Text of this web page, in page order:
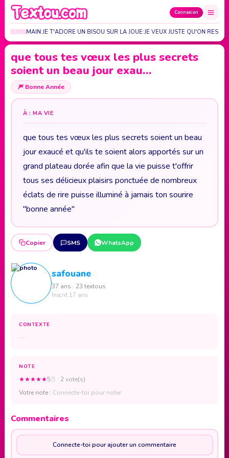
Connexion
SUR LA MAIN:JE T'ADORE UN BISOU SUR LA JOUE:JE VEUX JUSTE QU'ON RESTE…
que tous tes vœux les plus secrets
soient un beau jour exau…
🎆 Bonne Année
À : MA VIE
que tous tes vœux les plus secrets soient un beau
jour exaucé et qu'ils te soient alors apportés sur un
grand plateau dorée afin que la vie puisse t'offrir
tous ses délicieux plaisirs ponctuée de nombreux
éclats de rire puisse illuminé à jamais ton sourire
"bonne année"
Copier SMS WhatsApp
safouane
37 ans · 23 textous
Inscrit 17 ans
CONTEXTE
—
NOTE
★★★★★5/5 · 2 vote(s)
Votre note : Connecte-toi pour noter
Commentaires
Connecte-toi pour ajouter un commentaire